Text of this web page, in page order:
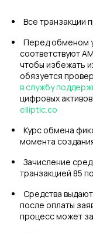
Все транзакции
Перед обменом
соответствуют
чтобы избежать
обязуется
в службу
цифровых
elliptic.co
Курс обмена
момента
Зачисление
транзакцией 85
Средства
после оплаты
процесс может